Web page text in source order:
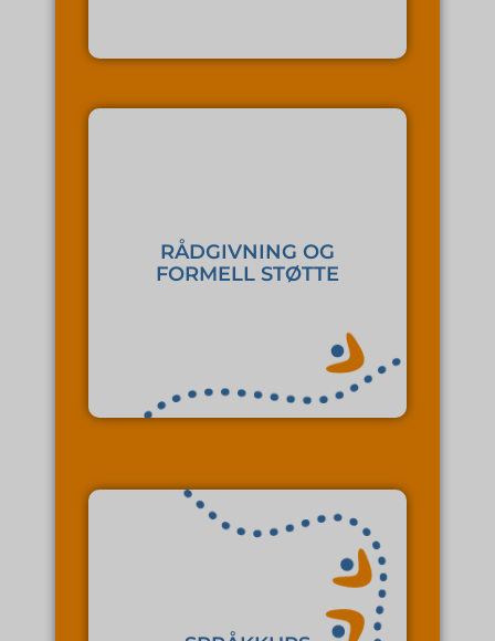
RÅDGIVNING OG
FORMELL STØTTE
offentlige institusjoner,
forklarer systemets regler og
støtter i byråkratiske og
en erfaren lærer, og
atmosfæren fremmer både